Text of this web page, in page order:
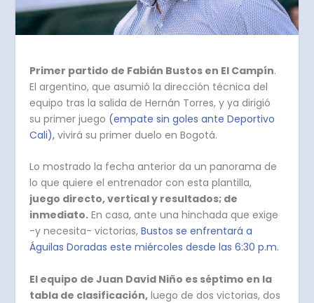
Primer partido de Fabián Bustos en El Campín.
El argentino, que asumió la dirección técnica del
equipo tras la salida de Hernán Torres, y ya dirigió
su primer juego (empate sin goles ante Deportivo
Cali), vivirá su primer duelo en Bogotá.
Lo mostrado la fecha anterior da un panorama de
lo que quiere el entrenador con esta plantilla,
juego directo, vertical y resultados; de
inmediato. En casa, ante una hinchada que exige
-y necesita- victorias,Bustos se enfrentará a
Águilas Doradas este miércoles desde las 6:30 p.m.
El equipo de Juan David Niño es séptimo en la
tabla de clasificación, luego de dos victorias, dos